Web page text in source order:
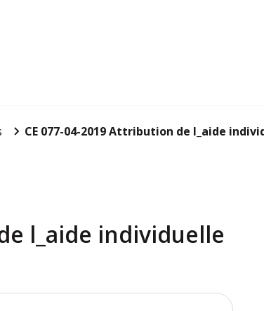
CE 077-04-2019 Attribution de l_aide
l_aide individuelle